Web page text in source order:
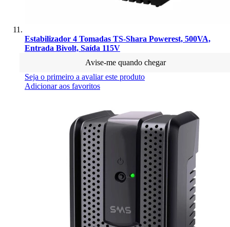
Estabilizador 4 Tomadas TS-Shara Powerest, 500VA,
Entrada Bivolt, Saída 115V
Avise-me quando chegar
Seja o primeiro a avaliar este produto
Adicionar aos favoritos